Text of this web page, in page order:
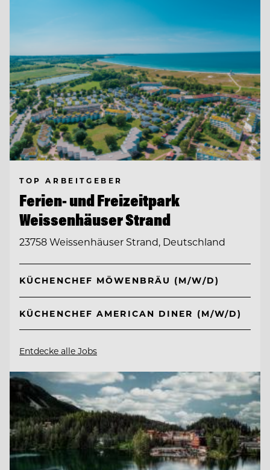
TOP ARBEITGEBER
Ferien- und Freizeitpark
Weissenhäuser Strand
23758 Weissenhäuser Strand, Deutschland
KÜCHENCHEF MÖWENBRÄU (M/W/D)
KÜCHENCHEF AMERICAN DINER (M/W/D)
Entdecke alle Jobs